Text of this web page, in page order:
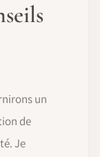
un
de
Je